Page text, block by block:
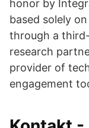
honor by
based solely
through a
research
provider of
engagement